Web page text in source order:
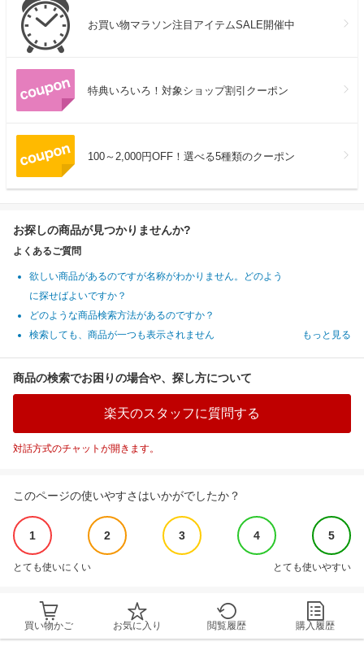
お買い物マラソン注目アイテムSALE開催中
特典いろいろ！対象ショップ割引クーポン
100～2,000円OFF！選べる5種類のクーポン
お探しの商品が見つかりませんか?
よくあるご質問
欲しい商品があるのですが名称がわかりません。どのよう
に探せばよいですか？
どのような商品検索方法があるのですか？
検索しても、商品が一つも表示されません
もっと見る
商品の検索でお困りの場合や、探し方について
楽天のスタッフに質問する
対話方式のチャットが開きます。
このページの使いやすさはいかがでしたか？
1 2 3 4 5
とても使いにくい とても使いやすい
買い物かご お気に入り 閲覧履歴 購入履歴